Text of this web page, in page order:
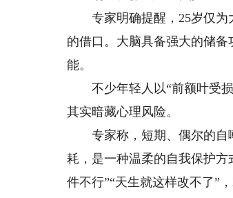
专家明确提醒，25岁仅为
的借口。大脑具备强大的储
能。
不少年轻人以“前额叶受损
其实暗藏心理风险。
专家称，短期、偶尔的自
耗，是一种温柔的自我保护
件不行”“天生就这样改不了”